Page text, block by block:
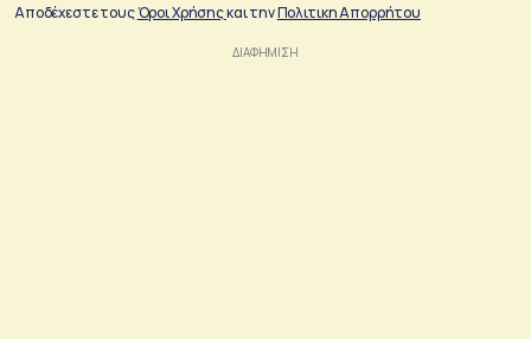
Αποδέχεστε τουςΌροι Χρήσηςκαι τηνΠολιτικη Απορρήτου